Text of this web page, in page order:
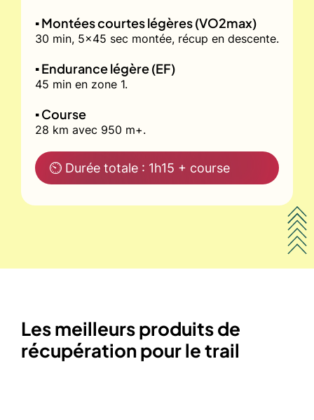
▪️ Montées courtes légères (VO2max)
30 min, 5x45 sec montée, récup en descente.
▪️ Endurance légère (EF)
45 min en zone 1.
▪️ Course
28 km avec 950 m+.
⏲ Durée totale : 1h15 + course
Les meilleurs produits de
récupération pour le trail